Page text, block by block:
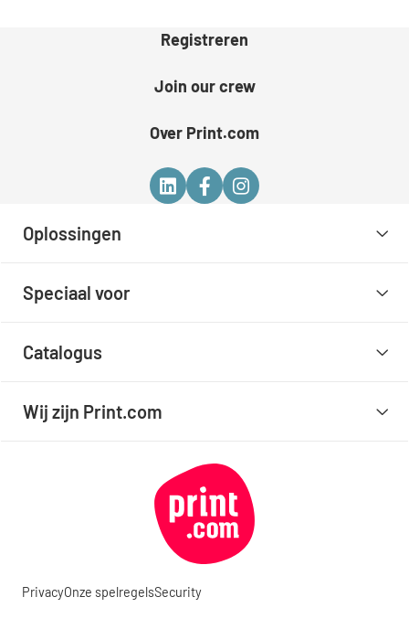
Registreren
Join our crew
Over Print.com
Oplossingen
Speciaal voor
Catalogus
Wij zijn Print.com
PrivacyOnze spelregelsSecurity